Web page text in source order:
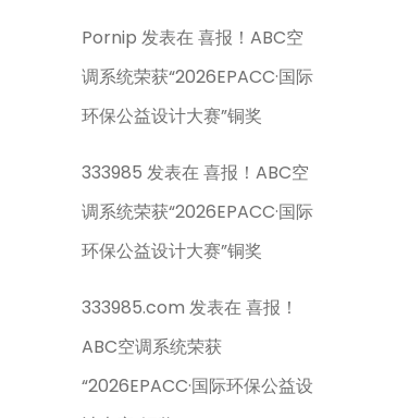
Pornip 发表在喜报！ABC空
调系统荣获“2026EPACC·国际
环保公益设计大赛”铜奖
333985 发表在喜报！ABC空
调系统荣获“2026EPACC·国际
环保公益设计大赛”铜奖
333985.com 发表在喜报！
ABC空调系统荣获
“2026EPACC·国际环保公益设